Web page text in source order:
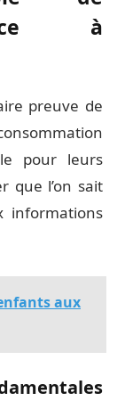
à
preuve de
pour leurs
que l’on sait
informations
aux